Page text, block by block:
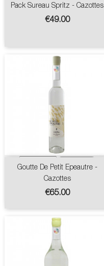
Pack Sureau Spritz - Cazottes
Price
€49.00
Goutte De Petit Epeautre -
Cazottes
Price
€65.00